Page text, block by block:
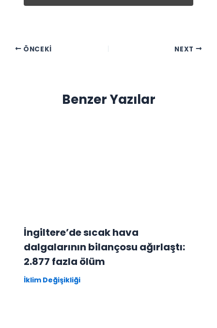
ÖNCEKI NEXT
Benzer Yazılar
İngiltere’de sıcak hava
dalgalarının bilançosu ağırlaştı:
2.877 fazla ölüm
İklim Değişikliği